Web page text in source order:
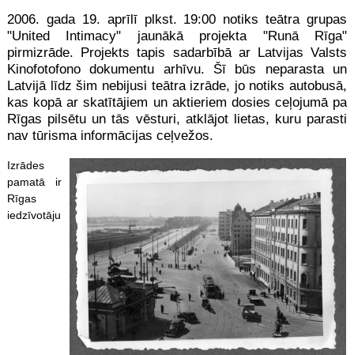
2006. gada 19. aprīlī plkst. 19:00 notiks teātra grupas
"United Intimacy" jaunākā projekta "Runā Rīga"
pirmizrāde. Projekts tapis sadarbībā ar Latvijas Valsts
Kinofotofono dokumentu arhīvu. Šī būs neparasta un
Latvijā līdz šim nebijusi teātra izrāde, jo notiks autobusā,
kas kopā ar skatītājiem un aktieriem dosies ceļojumā pa
Rīgas pilsētu un tās vēsturi, atklājot lietas, kuru parasti
nav tūrisma informācijas ceļvežos.
Izrādes
pamatā ir
Rīgas
iedzīvotāju